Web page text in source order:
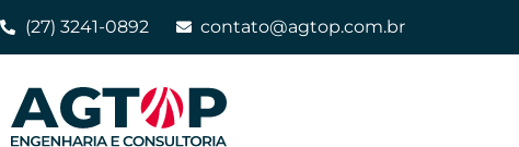
(27) 3241-0892 contato@agtop.com.br